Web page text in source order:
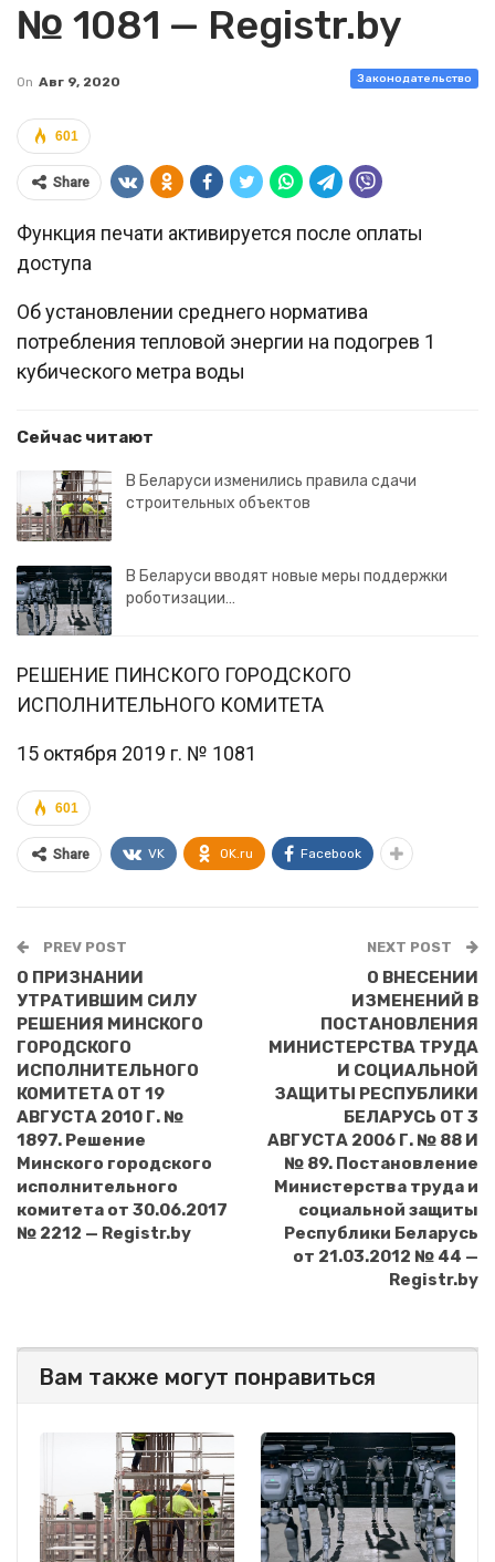
№ 1081 — Registr.by
Законодательство
On Авг 9, 2020
601
Share
Функция печати активируется после оплаты
доступа
Об установлении среднего норматива
потребления тепловой энергии на подогрев 1
кубического метра воды
Сейчас читают
В Беларуси изменились правила сдачи
строительных объектов
В Беларуси вводят новые меры поддержки
роботизации…
РЕШЕНИЕ ПИНСКОГО ГОРОДСКОГО
ИСПОЛНИТЕЛЬНОГО КОМИТЕТА
15 октября 2019 г. № 1081
601
Share VK OK.ru Facebook
PREV POST
О ПРИЗНАНИИ
УТРАТИВШИМ СИЛУ
РЕШЕНИЯ МИНСКОГО
ГОРОДСКОГО
ИСПОЛНИТЕЛЬНОГО
КОМИТЕТА ОТ 19
АВГУСТА 2010 Г. №
1897. Решение
Минского городского
исполнительного
комитета от 30.06.2017
№ 2212 — Registr.by
NEXT POST
О ВНЕСЕНИИ
ИЗМЕНЕНИЙ В
ПОСТАНОВЛЕНИЯ
МИНИСТЕРСТВА ТРУДА
И СОЦИАЛЬНОЙ
ЗАЩИТЫ РЕСПУБЛИКИ
БЕЛАРУСЬ ОТ 3
АВГУСТА 2006 Г. № 88 И
№ 89. Постановление
Министерства труда и
социальной защиты
Республики Беларусь
от 21.03.2012 № 44 —
Registr.by
Вам также могут понравиться